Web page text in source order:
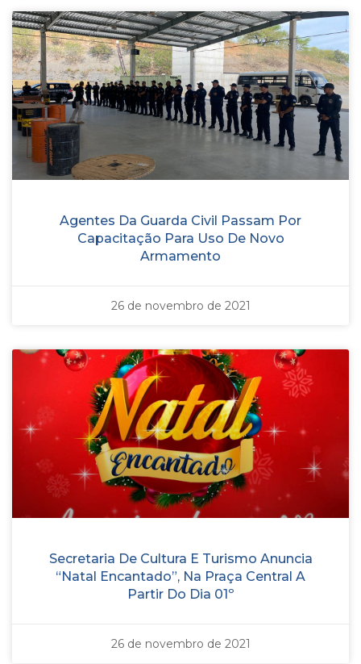
Agentes Da Guarda Civil Passam Por
Capacitação Para Uso De Novo
Armamento
26 de novembro de 2021
Secretaria De Cultura E Turismo Anuncia
“Natal Encantado”, Na Praça Central A
Partir Do Dia 01º
26 de novembro de 2021